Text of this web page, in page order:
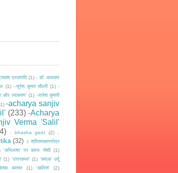
प्रजापति (1) - डॉ. अव्यक्त
(1) --सुरेश कुमार चौधरी (1) -
और व्याकरण' (1) -राजेश कुमारी
-acharya sanjiv
(233) -Acharya
Verma 'Salil'
: bhasha geet (2)
(32)
॥ श्रीरामरक्षास्तोत्र
'अभिलाषा' पर काव्य गोष्ठी (1)
(1) 'उत्तरकथा' (1) 'कत्अ' उर्दू
कल्चर (1) 'खलिश'
(2)